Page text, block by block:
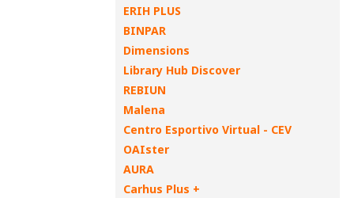
ERIH PLUS
BINPAR
Dimensions
Library Hub Discover
REBIUN
Malena
Centro Esportivo Virtual - CEV
OAIster
AURA
Carhus Plus +